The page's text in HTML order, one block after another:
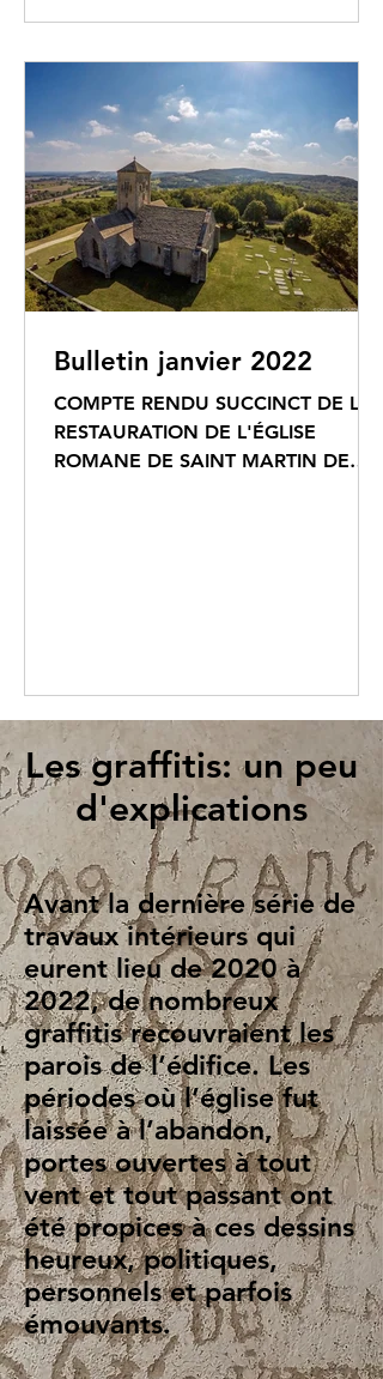
Bulletin janvier 2022
COMPTE RENDU SUCCINCT DE LA
RESTAURATION DE L'ÉGLISE
ROMANE DE SAINT MARTIN DE
Les graffitis: un peu
d'explications
Avant la dernière série de
travaux intérieurs qui
eurent lieu de 2020 à
2022, de nombreux
graffitis recouvraient les
parois de l’édifice. Les
périodes où l’église fut
laissée à l’abandon,
portes ouvertes à tout
vent et tout passant ont
été propices à ces dessins
heureux, politiques,
personnels et parfois
émouvants.